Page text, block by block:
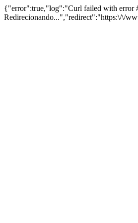
{"error":true,"log":"Curl failed with error
Redirecionando...","redirect":"https:\/\/